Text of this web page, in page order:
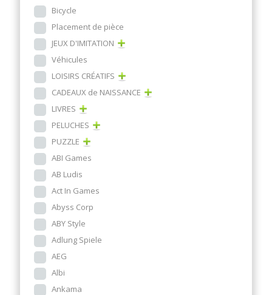
Bicycle
Placement de pièce
JEUX D'IMITATION
Véhicules
LOISIRS CRÉATIFS
CADEAUX de NAISSANCE
LIVRES
PELUCHES
PUZZLE
ABI Games
AB Ludis
Act In Games
Abyss Corp
ABY Style
Adlung Spiele
AEG
Albi
Ankama